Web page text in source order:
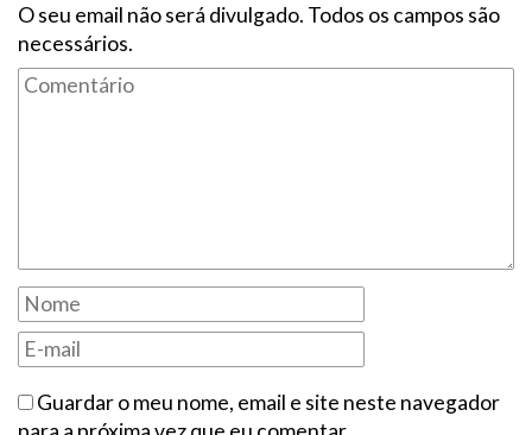
O seu email não será divulgado. Todos os campos são
necessários.
Guardar o meu nome, email e site neste navegador